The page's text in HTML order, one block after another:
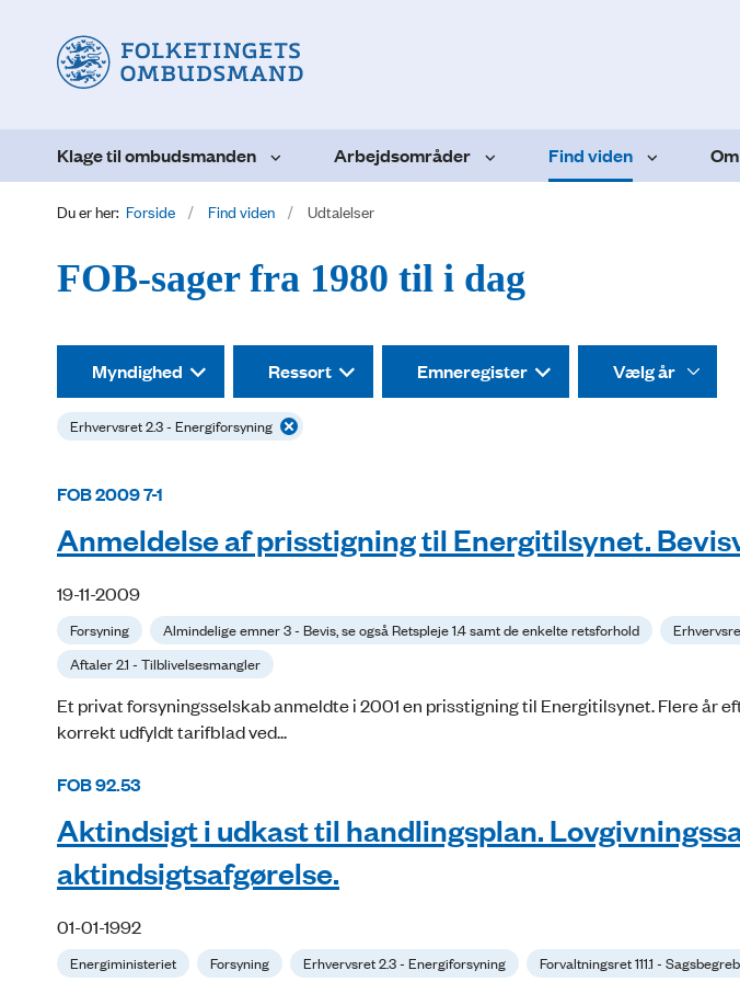
Klage til ombudsmanden Arbejdsområder Find viden
Du er her: Forside Find viden Udtalelser
FOB-sager fra 1980 til i dag
Myndighed Ressort Emneregister
Erhvervsret 2.3 - Energiforsyning
FOB 2009 7-1
Anmeldelse af prisstigning til Energitilsynet.
19-11-2009
Forsyning Almindelige emner 3 - Bevis, se også Retspleje 1.4 samt de enkelte retsforhold
Aftaler 2.1 - Tilblivelsesmangler
Et privat forsyningsselskab anmeldte i 2001 en prisstigning til Energitilsynet. Flere år
korrekt udfyldt tarifblad ved...
FOB 92.53
Aktindsigt i udkast til handlingsplan.
aktindsigtsafgørelse.
01-01-1992
Energiministeriet Forsyning Erhvervsret 2.3 - Energiforsyning Forvaltningsret 111.1 -